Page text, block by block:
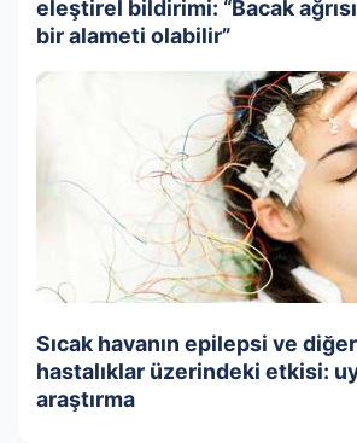
eleştirel bildirimi: “Bacak
bir alameti olabilir”
Sıcak havanın epilepsi ve
hastalıklar üzerindeki etkisi:
araştırma